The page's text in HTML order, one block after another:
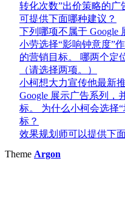
转化次数”出价策略的
可提供下面哪种建议？
下列哪项不属于 Google
小劳选择“影响钟意度”
的营销目标。 哪两个定
（请选择两项。）
小柯想大力宣传他最新
Google 展示广告系列，
标。 为什么小柯会选择
标？
效果规划师可以提供下
Theme Argon